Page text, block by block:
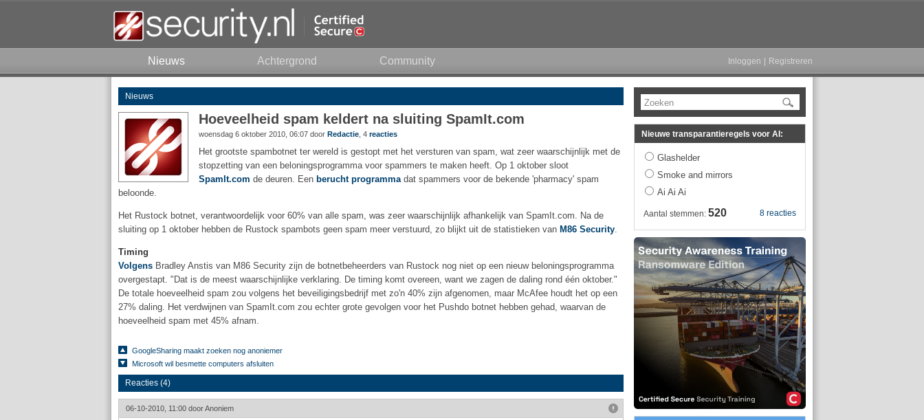
Nieuws Achtergrond Community Inloggen Registreren
Nieuws
Hoeveelheid spam keldert na sluiting SpamIt.com
woensdag 6 oktober 2010, 06:07 door Redactie , 4 reacties
Het grootste spambotnet ter wereld is gestopt met het versturen van spam, wat zeer waarschijnlijk met de
stopzetting van een beloningsprogramma voor spammers te maken heeft. Op 1 oktober sloot
SpamIt.com de deuren. Een berucht programmadat spammers voor de bekende 'pharmacy' spam
beloonde.
Het Rustock botnet, verantwoordelijk voor 60% van alle spam, was zeer waarschijnlijk afhankelijk van SpamIt.com. Na de
sluiting op 1 oktober hebben de Rustock spambots geen spam meer verstuurd, zo blijkt uit de statistieken van M86 Security.
Timing
Volgens Bradley Anstis van M86 Security zijn de botnetbeheerders van Rustock nog niet op een nieuw beloningsprogramma
overgestapt. "Dat is de meest waarschijnlijke verklaring. De timing komt overeen, want we zagen de daling rond één oktober."
De totale hoeveelheid spam zou volgens het beveiligingsbedrijf met zo'n 40% zijn afgenomen, maar McAfee houdt het op een
27% daling. Het verdwijnen van SpamIt.com zou echter grote gevolgen voor het Pushdo botnet hebben gehad, waarvan de
hoeveelheid spam met 45% afnam.
GoogleSharing maakt zoeken nog anoniemer
Microsoft wil besmette computers afsluiten
Reacties (4)
06-10-2010, 11:00 doorAnoniem
Zoeken
Nieuwe transparantieregels voor AI:
Glashelder
Smoke and mirrors
Ai Ai Ai
8 reacties
Aantal stemmen: 520